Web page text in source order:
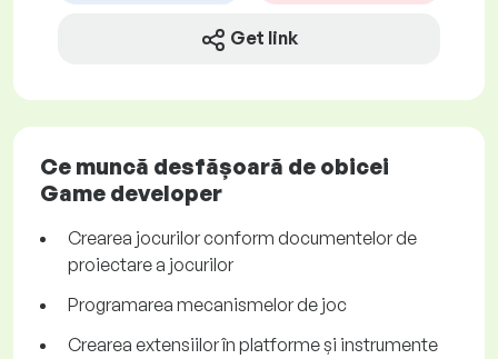
Get link
Ce muncă desfășoară de obicei
Game developer
Crearea jocurilor conform documentelor de
proiectare a jocurilor
Programarea mecanismelor de joc
Crearea extensiilor în platforme și instrumente